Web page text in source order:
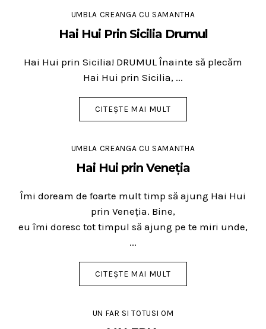
UMBLA CREANGA CU SAMANTHA
Hai Hui Prin Sicilia Drumul
Hai Hui prin Sicilia! DRUMUL Înainte să plecăm
Hai Hui prin Sicilia, ...
CITEȘTE MAI MULT
UMBLA CREANGA CU SAMANTHA
Hai Hui prin Veneția
Îmi doream de foarte mult timp să ajung Hai Hui
prin Veneția. Bine,
eu îmi doresc tot timpul să ajung pe te miri unde,
...
CITEȘTE MAI MULT
UN FAR SI TOTUSI OM